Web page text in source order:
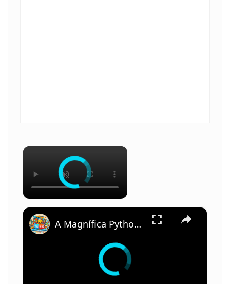
×
×
A Magnífica Python Ball: Descubra Tudo Sobre Essa Serpente Fascinante!